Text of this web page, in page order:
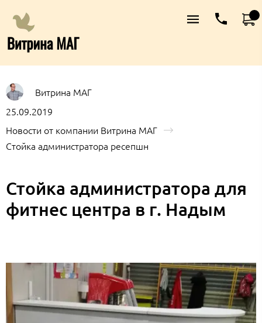
Витрина МАГ
25.09.2019
Новости от компании Витрина МАГ
Стойка администратора ресепшн
Стойка администратора для
фитнес центра в г. Надым